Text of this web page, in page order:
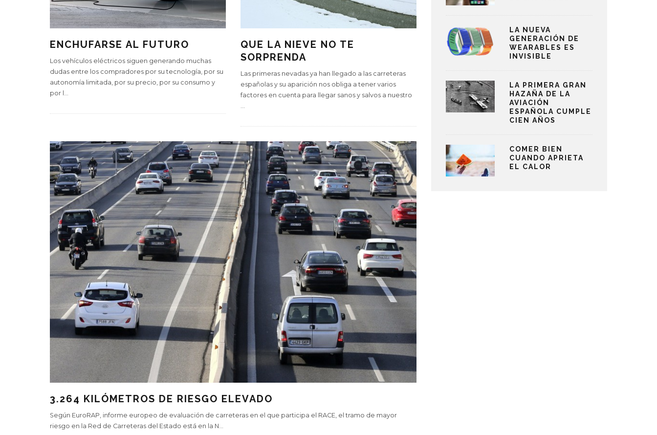
ENCHUFARSE AL FUTURO
Los vehículos eléctricos siguen generando muchas
dudas entre los compradores por su tecnología, por su
autonomía limitada, por su precio, por su consumo y
por l ...
QUE LA NIEVE NO TE
SORPRENDA
Las primeras nevadas ya han llegado a las carreteras
españolas y su aparición nos obliga a tener varios
factores en cuenta para llegar sanos y salvos a nuestro
...
3.264 KILÓMETROS DE RIESGO ELEVADO
Según EuroRAP, informe europeo de evaluación de carreteras en el que participa el RACE, el tramo de mayor
riesgo en la Red de Carreteras del Estado está en la N...
LA NUEVA
GENERACIÓN DE
WEARABLES ES
INVISIBLE
LA PRIMERA GRAN
HAZAÑA DE LA
AVIACIÓN
ESPAÑOLA CUMPLE
CIEN AÑOS
COMER BIEN
CUANDO APRIETA
EL CALOR